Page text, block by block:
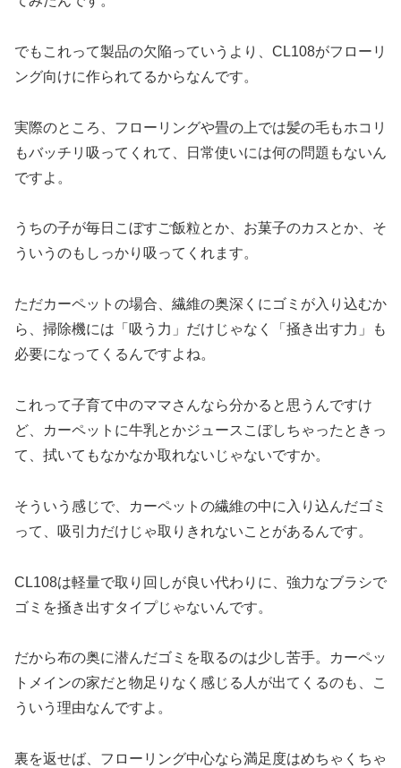
でもこれって製品の欠陥っていうより、CL108がフローリ
ング向けに作られてるからなんです。
実際のところ、フローリングや畳の上では髪の毛もホコリ
もバッチリ吸ってくれて、日常使いには何の問題もないん
ですよ。
うちの子が毎日こぼすご飯粒とか、お菓子のカスとか、そ
ういうのもしっかり吸ってくれます。
ただカーペットの場合、繊維の奥深くにゴミが入り込むか
ら、掃除機には「吸う力」だけじゃなく「掻き出す力」も
必要になってくるんですよね。
これって子育て中のママさんなら分かると思うんですけ
ど、カーペットに牛乳とかジュースこぼしちゃったときっ
て、拭いてもなかなか取れないじゃないですか。
そういう感じで、カーペットの繊維の中に入り込んだゴミ
って、吸引力だけじゃ取りきれないことがあるんです。
CL108は軽量で取り回しが良い代わりに、強力なブラシで
ゴミを掻き出すタイプじゃないんです。
だから布の奥に潜んだゴミを取るのは少し苦手。カーペッ
トメインの家だと物足りなく感じる人が出てくるのも、こ
ういう理由なんですよ。
裏を返せば、フローリング中心なら満足度はめちゃくちゃ